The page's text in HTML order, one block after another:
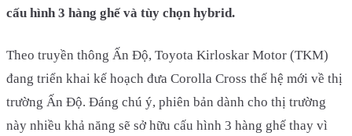
cấu hình 3 hàng ghế và tùy chọn hybrid.
Theo truyền thông Ấn Độ, Toyota Kirloskar Motor (TKM)
đang triển khai kế hoạch đưa Corolla Cross thế hệ mới về thị
trường Ấn Độ. Đáng chú ý, phiên bản dành cho thị trường
này nhiều khả năng sẽ sở hữu cấu hình 3 hàng ghế thay vì